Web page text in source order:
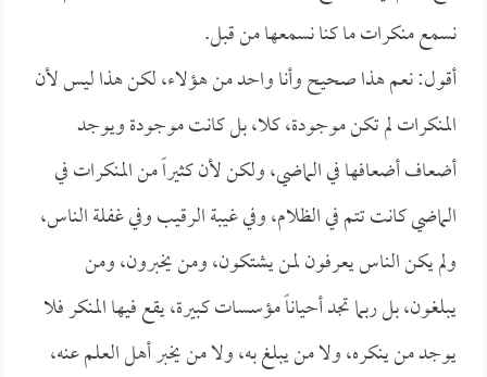
نسمع منكرات ما كنا نسمعها من قبل.
أقول: نعم هذا صحيح وأنا واحد من هؤلاء، لكن هذا ليس لأن
المنكرات لم تكن موجودة، كلا، بل كانت موجودة ويوجد
أضعاف أضعافها في الماضي، ولكن لأن كثيراً من المنكرات في
الماضي كانت تتم في الظلام، وفي غيبة الرقيب وفي غفلة الناس،
ولم يكن الناس يعرفون لمن يشتكون، ومن يخبرون، ومن
يبلغون، بل ربما تجد أحياناً مؤسسات كبيرة، يقع فيها المنكر فلا
يوجد من ينكره، ولا من يبلغ به، ولا من يخبر أهل العلم عنه،